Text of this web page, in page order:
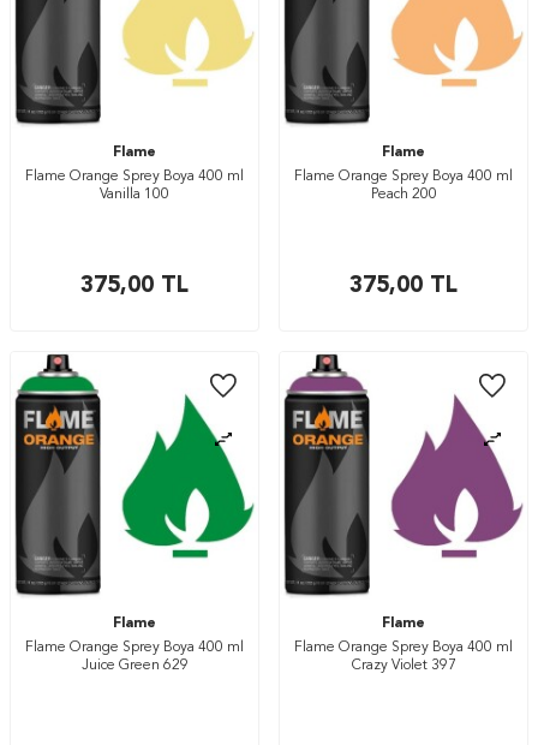
Flame
Flame Orange Sprey Boya 400 ml
Vanilla 100
375,00 TL
Flame
Flame Orange Sprey Boya 400 ml
Peach 200
375,00 TL
Flame
Flame Orange Sprey Boya 400 ml
Juice Green 629
Flame
Flame Orange Sprey Boya 400 ml
Crazy Violet 397